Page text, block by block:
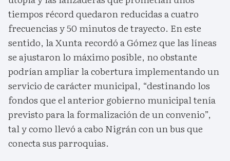
tiempos récord quedaron reducidas a cuatro
frecuencias y 50 minutos de trayecto. En este
sentido, la Xunta recordó a Gómez que las líneas
se ajustaron lo máximo posible, no obstante
podrían ampliar la cobertura implementando un
servicio de carácter municipal, “destinando los
fondos que el anterior gobierno municipal tenía
previsto para la formalización de un convenio”,
tal y como llevó a cabo Nigrán con un bus que
conecta sus parroquias.